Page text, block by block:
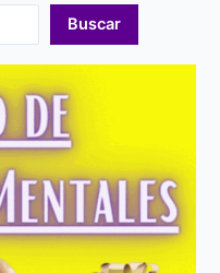
Buscar